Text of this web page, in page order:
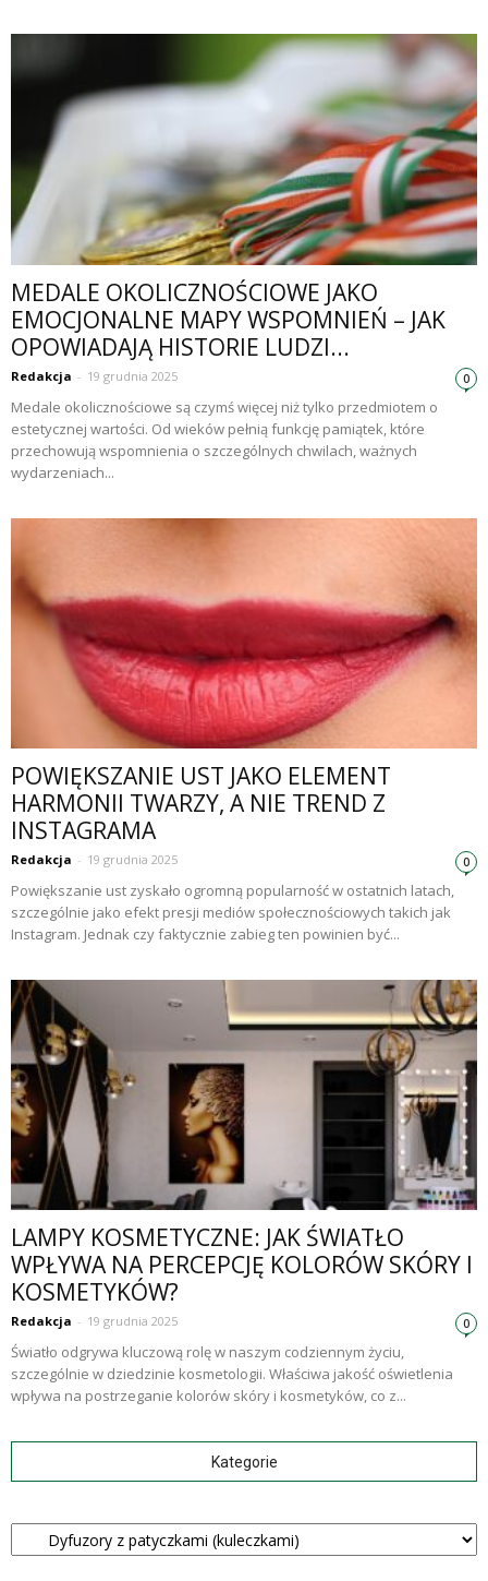
MEDALE OKOLICZNOŚCIOWE JAKO
EMOCJONALNE MAPY WSPOMNIEŃ – JAK
OPOWIADAJĄ HISTORIE LUDZI...
Redakcja - 19 grudnia 2025 0
Medale okolicznościowe są czymś więcej niż tylko przedmiotem o
estetycznej wartości. Od wieków pełnią funkcję pamiątek, które
przechowują wspomnienia o szczególnych chwilach, ważnych
wydarzeniach...
POWIĘKSZANIE UST JAKO ELEMENT
HARMONII TWARZY, A NIE TREND Z
INSTAGRAMA
Redakcja - 19 grudnia 2025 0
Powiększanie ust zyskało ogromną popularność w ostatnich latach,
szczególnie jako efekt presji mediów społecznościowych takich jak
Instagram. Jednak czy faktycznie zabieg ten powinien być...
LAMPY KOSMETYCZNE: JAK ŚWIATŁO
WPŁYWA NA PERCEPCJĘ KOLORÓW SKÓRY I
KOSMETYKÓW?
Redakcja - 19 grudnia 2025 0
Światło odgrywa kluczową rolę w naszym codziennym życiu,
szczególnie w dziedzinie kosmetologii. Właściwa jakość oświetlenia
wpływa na postrzeganie kolorów skóry i kosmetyków, co z...
Kategorie
Kategorie